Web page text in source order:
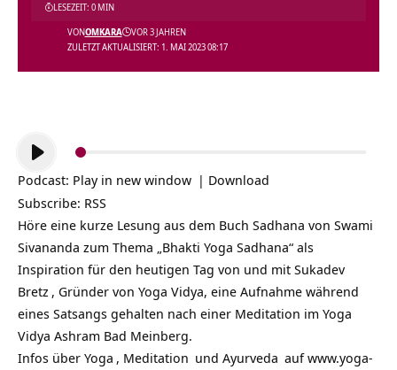
ZULETZT AKTUALISIERT: 1. MAI 2023 08:17
VONOMKARA VOR 3 JAHREN
LESEZEIT: 0 MIN
Audio-
Player
Podcast: Play in new window | Download
Subscribe: RSS
Höre eine kurze Lesung aus dem Buch Sadhana von Swami
Sivananda zum Thema „Bhakti Yoga Sadhana“ als
Inspiration für den heutigen Tag von und mit Sukadev
Bretz , Gründer von Yoga Vidya, eine Aufnahme während
eines Satsangs gehalten nach einer Meditation im Yoga
Vidya Ashram Bad Meinberg.
Infos über Yoga , Meditation und Ayurveda aufwww.yoga-